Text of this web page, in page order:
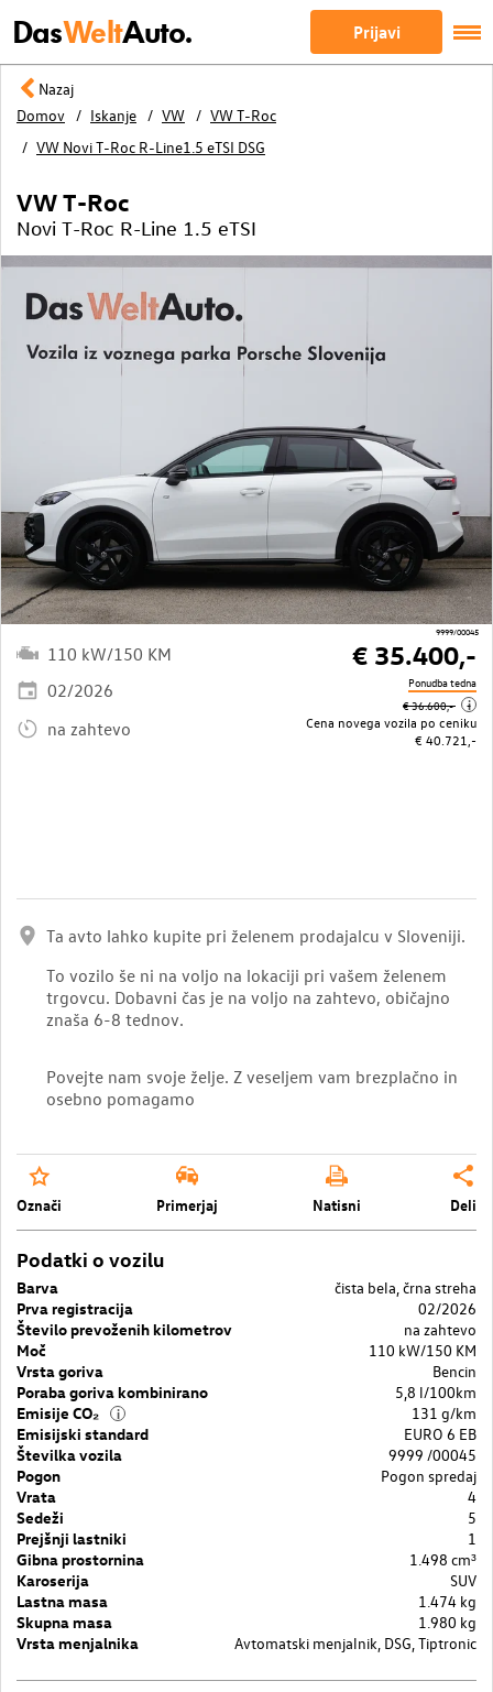
DasWeltAuto. Prijavi
Nazaj
Domov
Iskanje VW
VW T-Roc
VW Novi T-Roc R-Line1.5 eTSI DSG
9999/00045
VW T-Roc
Novi T-Roc R-Line 1.5 eTSI
110 kW/150 KM
02/2026
na zahtevo
€ 35.400,-
Ponudba tedna
€ 36.600,-
i
Cena novega vozila po ceniku
€ 40.721,-
Ta avto lahko kupite pri želenem prodajalcu v Sloveniji.
To vozilo še ni na voljo na lokaciji pri vašem želenem
trgovcu. Dobavni čas je na voljo na zahtevo, običajno
znaša 6-8 tednov.
Povejte nam svoje želje. Z veseljem vam brezplačno in
osebno pomagamo
Označi Primerjaj Natisni Deli
Podatki o vozilu
Barva
čista bela, črna streha
Prva registracija
02/2026
Število prevoženih kilometrov
na zahtevo
Moč
110 kW/150 KM
Vrsta goriva
Bencin
Poraba goriva kombinirano
5,8 l/100km
Emisije CO₂
i
131 g/km
Emisijski standard
EURO 6 EB
Številka vozila
9999 /00045
Pogon
Pogon spredaj
Vrata
4
Sedeži
5
Prejšnji lastniki
1
Gibna prostornina
1.498 cm³
Karoserija
SUV
Lastna masa
1.474 kg
Skupna masa
1.980 kg
Vrsta menjalnika
Avtomatski menjalnik, DSG, Tiptronic